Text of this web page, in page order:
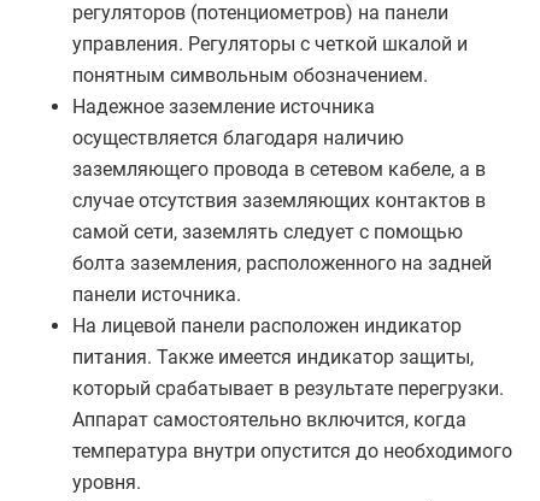
регуляторов (потенциометров) на панели
управления. Регуляторы с четкой шкалой и
понятным символьным обозначением.
Надежное заземление источника
осуществляется благодаря наличию
заземляющего провода в сетевом кабеле, а в
случае отсутствия заземляющих контактов в
самой сети, заземлять следует с помощью
болта заземления, расположенного на задней
панели источника.
На лицевой панели расположен индикатор
питания. Также имеется индикатор защиты,
который срабатывает в результате перегрузки.
Аппарат самостоятельно включится, когда
температура внутри опустится до необходимого
уровня.